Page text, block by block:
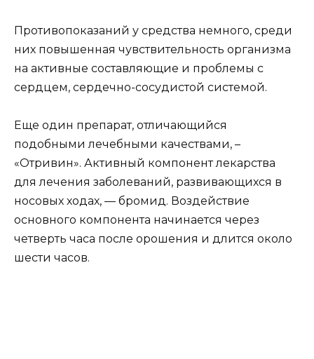
Противопоказаний у средства немного, среди
них повышенная чувствительность организма
на активные составляющие и проблемы с
сердцем, сердечно-сосудистой системой.
Еще один препарат, отличающийся
подобными лечебными качествами, –
«Отривин». Активный компонент лекарства
для лечения заболеваний, развивающихся в
носовых ходах, — бромид. Воздействие
основного компонента начинается через
четверть часа после орошения и длится около
шести часов.